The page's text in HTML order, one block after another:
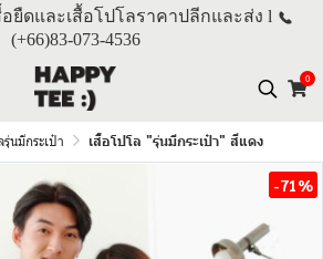
ยืดและเสื้อโปโลราคาปลีกและส่ง l
(+66)83-073-4536
0
นมีกระเป๋า เสื้อโปโล "รุ่นมีกระเป๋า" สีแดง
-71%